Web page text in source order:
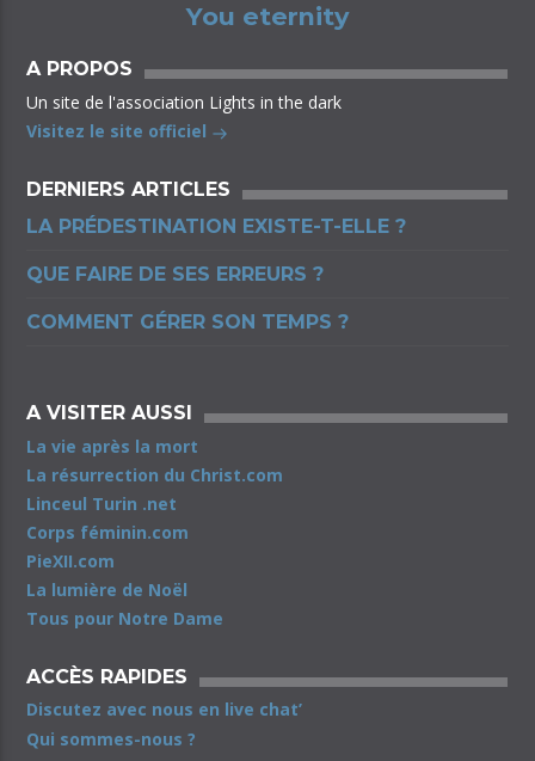
You eternity
A PROPOS
Un site de l'association Lights in the dark
Visitez le site officiel
DERNIERS ARTICLES
LA PRÉDESTINATION EXISTE-T-ELLE ?
QUE FAIRE DE SES ERREURS ?
COMMENT GÉRER SON TEMPS ?
A VISITER AUSSI
La vie après la mort
La résurrection du Christ.com
Linceul Turin .net
Corps féminin.com
PieXII.com
La lumière de Noël
Tous pour Notre Dame
ACCÈS RAPIDES
Discutez avec nous en live chat’
Qui sommes-nous ?